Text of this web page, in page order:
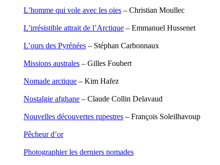
Lelièvre Olivier
Lemonnier Philippe
Lodoidamba Chadraabalyn
Loquet Denis
Luzzatto-Béjanin Béatrice
Marcel Patrick
Mathé Brian
Miollis Bertrand de
Monchaud Morgan
L’homme qui vole avec les oies – Christian Moullec
L’irrésistible attrait de l’Arctique – Emmanuel Hussenet
L’ours des Pyrénées – Stéphan Carbonnaux
Missions australes – Gilles Foubert
Nomade arctique – Kim Hafez
Nostalgie afghane – Claude Collin Delavaud
Nouvelles découvertes rupestres – François Soleilhavoup
Pêcheur d’or
Photographier les derniers nomades